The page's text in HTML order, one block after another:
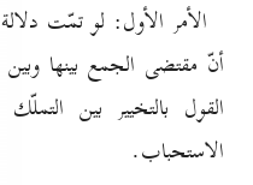
الأمر الأول: لو تمّت
أنّ مقتضى الجمع بينها
القول بالتخيير بين
الاستحباب.